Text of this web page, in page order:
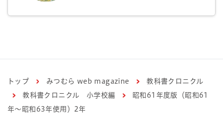
トップ みつむら web magazine
教科書クロニクル
教科書クロニクル 小学校編
昭和61年度版（昭和61
年～昭和63年使用）2年